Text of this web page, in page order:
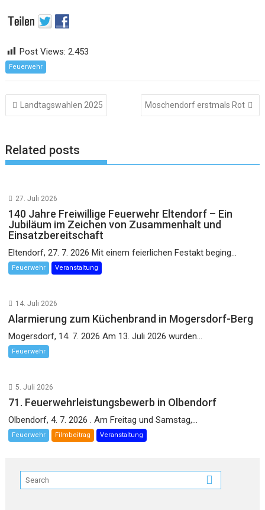
Post Views: 2.453
Feuerwehr
Beitragsnavigation
Landtagswahlen 2025 Moschendorf erstmals Rot
Related posts
27. Juli 2026
140 Jahre Freiwillige Feuerwehr Eltendorf – Ein
Jubiläum im Zeichen von Zusammenhalt und
Einsatzbereitschaft
Eltendorf, 27. 7. 2026 Mit einem feierlichen Festakt beging...
Feuerwehr Veranstaltung
14. Juli 2026
Alarmierung zum Küchenbrand in Mogersdorf-Berg
Mogersdorf, 14. 7. 2026 Am 13. Juli 2026 wurden...
Feuerwehr
5. Juli 2026
71. Feuerwehrleistungsbewerb in Olbendorf
Olbendorf, 4. 7. 2026 . Am Freitag und Samstag,...
Feuerwehr Filmbeitrag Veranstaltung